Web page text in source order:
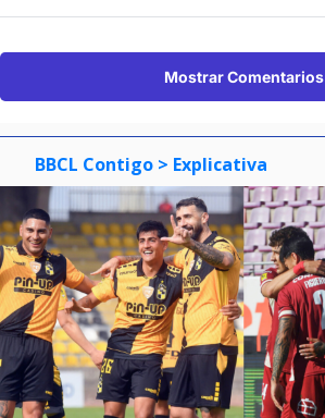
Mostrar Comentarios
BBCL Contigo > Explicativa